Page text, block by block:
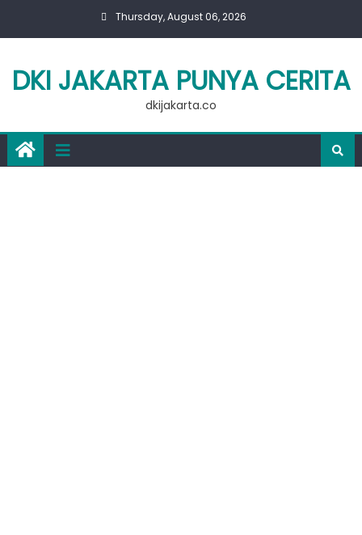
Thursday, August 06, 2026
DKI JAKARTA PUNYA CERITA
dkijakarta.co